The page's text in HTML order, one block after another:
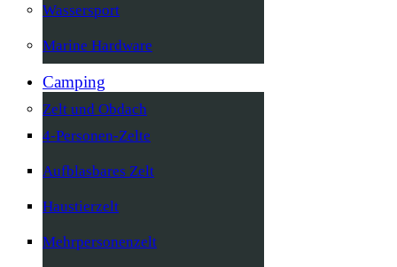
Wassersport
Marine Hardware
Camping
Zelt und Obdach
4-Personen-Zelte
Aufblasbares Zelt
Haustierzelt
Mehrpersonenzelt